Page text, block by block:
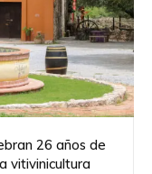
26 años de
vitivinicultura